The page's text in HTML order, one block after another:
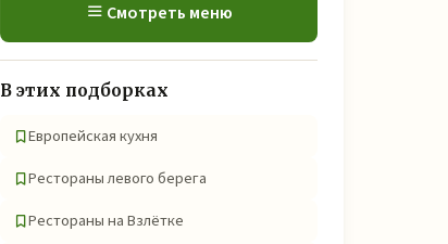
Смотреть меню
В этих подборках
Европейская кухня
Рестораны левого берега
Рестораны на Взлётке